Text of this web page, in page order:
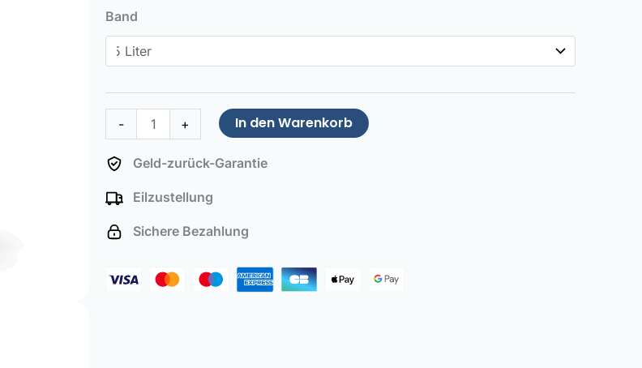
Band
-
Stain
Menge
+ In den Warenkorb
Geld-zurück-Garantie
Eilzustellung
Sichere Bezahlung